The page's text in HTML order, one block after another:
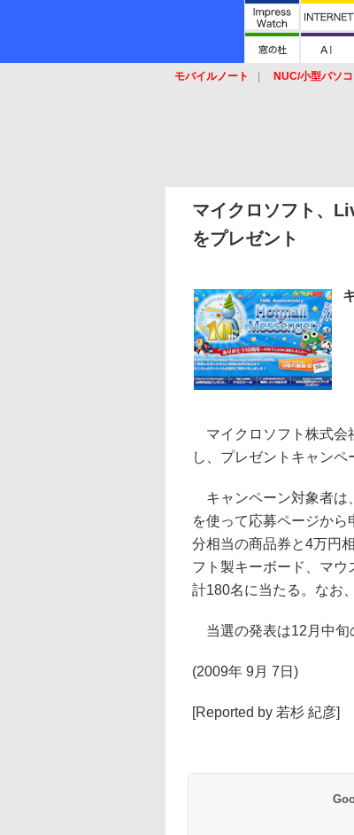
モバイルノート NUC/小型パソ
マイクロソフト、
をプレゼント
マイクロソフト株式会
し、プレゼントキャンペ
キャンペーン対象者は
を使って応募ページか
分相当の商品券と4万円
フト製キーボード、マウ
計180名に当たる。なお
当選の発表は12月中旬
(2009年 9月 7日)
[Reported by 若杉 紀彦]